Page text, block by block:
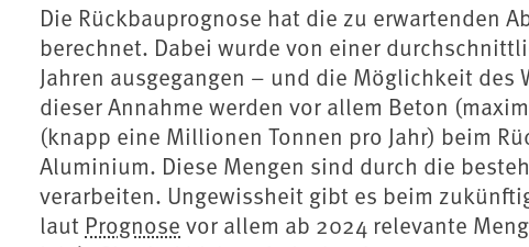
Die Rückbauprognose hat die zu erwartenden
berechnet. Dabei wurde von einer
Jahren ausgegangen – und die Möglichkeit
dieser Annahme werden vor allem Beton
(knapp eine Millionen Tonnen pro Jahr) beim
Aluminium. Diese Mengen sind durch die
verarbeiten. Ungewissheit gibt es beim
laut Prognose vor allem ab 2024 relevante